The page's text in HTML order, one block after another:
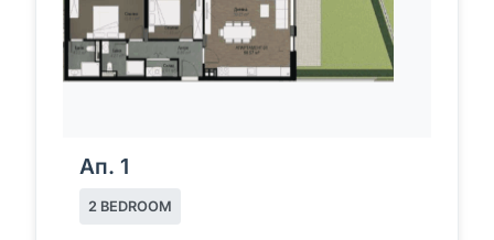
Ап. 1
2 BEDROOM